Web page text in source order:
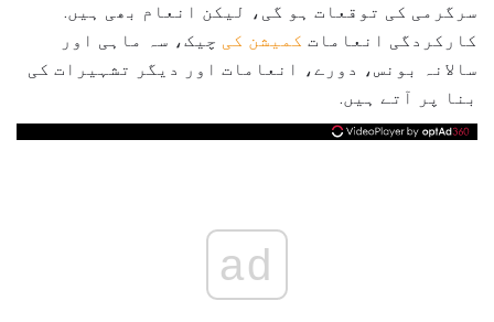
سرگرمی کی توقعات ہو گی، لیکن انعام بھی ہیں.
کارکردگی انعامات کمیشن کی چیک، سہ ماہی اور
سالانہ بونس، دورے، انعامات اور دیگر تشہیرات کی
بنا پر آتے ہیں.
ad